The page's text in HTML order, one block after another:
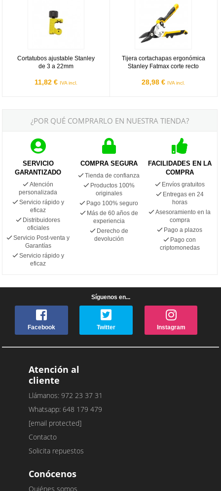
Cortatubos ajustable Stanley
de 3 a 22mm
11,82 € IVA incl.
Tijera cortachapas ergonómica
Stanley Fatmax corte recto
28,98 € IVA incl.
¿POR QUÉ COMPRARLO EN NUESTRA TIENDA?
SERVICIO
GARANTIZADO
Atención
personalizada
Servicio rápido y
eficaz
Distribuidores
oficiales
Servicio Post-venta y
Garantías
Servicio rápido y
eficaz
COMPRA SEGURA
Tienda de confianza
Productos 100%
originales
Pago 100% seguro
Más de 60 años de
experiencia
Derecho de
devolución
FACILIDADES EN LA
COMPRA
Envíos gratuitos
Entregas en 24
horas
Asesoramiento en la
compra
Pago a plazos
Pago con
criptomonedas
Síguenos en...
Facebook Twitter Instagram
Atención al
cliente
Llámanos: 972 23 37 31
Whatsapp: 648 179 479
[email protected]
Contacto
Solicita repuestos
Conócenos
Quiénes somos